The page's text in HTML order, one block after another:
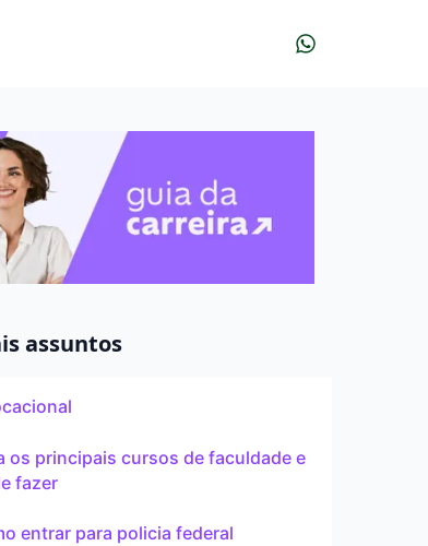
assuntos
os principais cursos de faculdade e
fazer
entrar para policia federal